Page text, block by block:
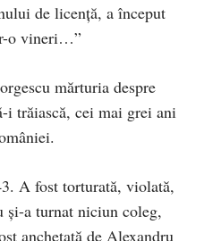
de licență, a început
o vineri…”
mărturia despre
i trăiască, cei mai grei ani
A fost torturată, violată,
și-a turnat niciun coleg,
anchetată de Alexandru